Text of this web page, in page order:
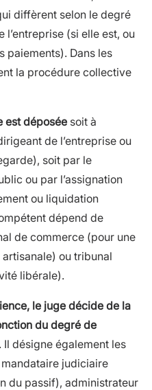
diffèrent selon le degré
(si elle est, ou
paiements). Dans les
la procédure collective
est déposée soit à
de l’entreprise ou
soit par le
ou par l’assignation
ou liquidation
dépend de
de commerce (pour une
ou tribunal
libérale).
le juge décide de la
du degré de
. Il désigne également les
judiciaire
du passif), administrateur